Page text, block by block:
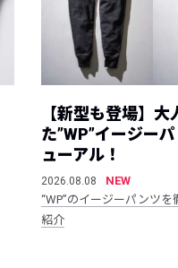
【新型も登場】大
た”WP”イージー
ューアル！
2026.08.08
NEW
“WP”のイージーパンツ
紹介